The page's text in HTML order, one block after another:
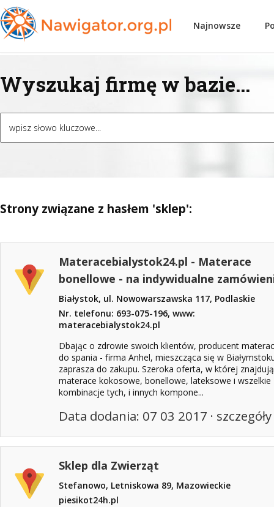
Najnowsze
Wyszukaj firmę w bazie...
Strony związane z hasłem 'sklep':
Materacebialystok24.pl - Materace
bonellowe - na indywidualne
Białystok, ul. Nowowarszawska 117, Podlaskie
Nr. telefonu: 693-075-196, www:
materacebialystok24.pl
Dbając o zdrowie swoich klientów, producent
do spania - firma Anhel, mieszcząca się w
zaprasza do zakupu. Szeroka oferta, w której
materace kokosowe, bonellowe, lateksowe i wszelkie
kombinacje tych, i innych kompone...
Data dodania: 07 03 2017 ·
Sklep dla Zwierząt
Stefanowo, Letniskowa 89, Mazowieckie
piesikot24h.pl